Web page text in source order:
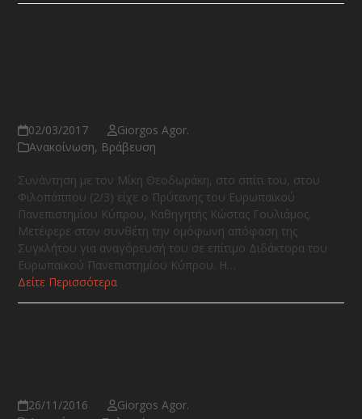
02/03/2017
Giorgos Agor.
Ανακοίνωση, Βράβευση
Συνάντηση με τον Μίκη Θεοδωράκη, στο σπίτι του, στου
Φιλοπάππου (2/3) είχε ο Πρύτανης του Ευρωπαϊκού
Πανεπιστημίου Κύπρου, Καθηγητής Κώστας Γουλιάμος.
Μετέφερε στον συνθέτη την ομόφωνη απόφαση της
Συγκλήτου για αναγόρευσή του σε επίτιμο Διδάκτορα του
Ευρωπαϊκού Πανεπιστημίου Κύπρου. Η…
Δείτε Περισσότερα
26/11/2016
Giorgos Agor.